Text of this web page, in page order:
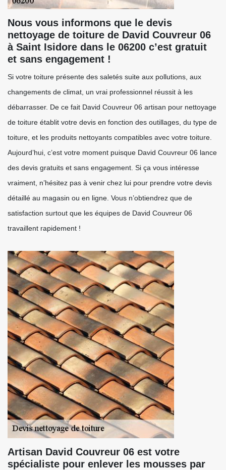
Nous vous informons que le devis
nettoyage de toiture de David Couvreur 06
à Saint Isidore dans le 06200 c’est gratuit
et sans engagement !
Si votre toiture présente des saletés suite aux pollutions, aux
changements de climat, un vrai professionnel réussit à les
débarrasser. De ce fait David Couvreur 06 artisan pour nettoyage
de toiture établit votre devis en fonction des outillages, du type de
toiture, et les produits nettoyants compatibles avec votre toiture.
Aujourd’hui, c’est votre moment puisque David Couvreur 06 lance
des devis gratuits et sans engagement. Si ça vous intéresse
vraiment, n’hésitez pas à venir chez lui pour prendre votre devis
détaillé au magasin ou en ligne. Vous n’obtiendrez que de
satisfaction surtout que les équipes de David Couvreur 06
travaillent rapidement !
Artisan David Couvreur 06 est votre
spécialiste pour enlever les mousses par